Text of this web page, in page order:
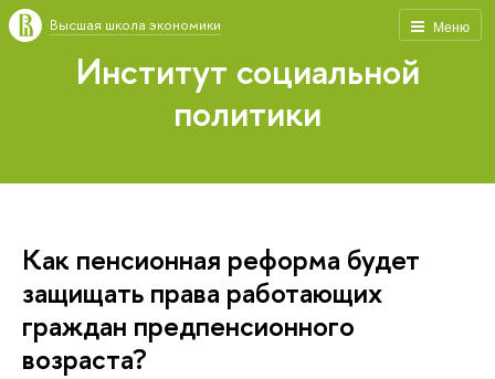
Меню
Высшая школа экономики
Институт социальной
политики
Как пенсионная реформа будет
защищать права работающих
граждан предпенсионного
возраста?